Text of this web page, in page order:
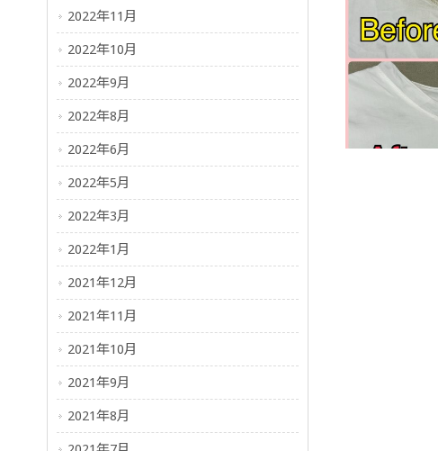
2022年11月
2022年10月
2022年9月
2022年8月
2022年6月
2022年5月
2022年3月
2022年1月
2021年12月
2021年11月
2021年10月
2021年9月
2021年8月